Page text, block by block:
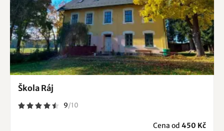
Škola Ráj
9/10
Cena od 450 Kč